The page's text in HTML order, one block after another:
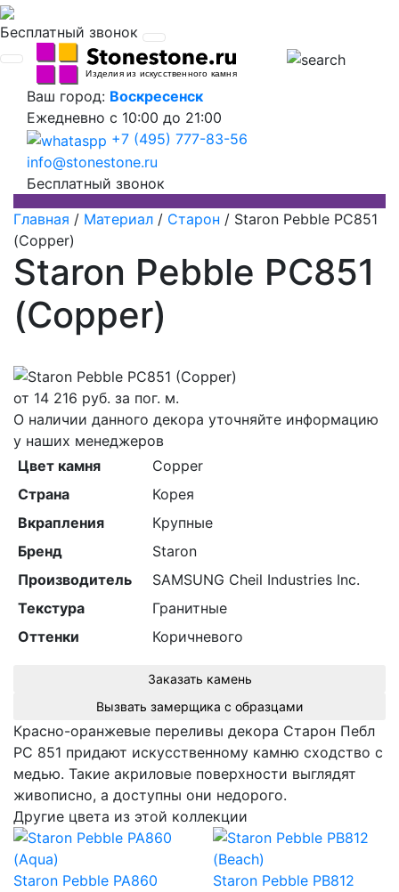
Бесплатный звонок
Ваш город: Воскресенск
Ежедневно с 10:00 до 21:00
+7 (495) 777-83-56
info@stonestone.ru
Бесплатный звонок
Главная / Материал / Старон / Staron Pebble PC851
(Copper)
Staron Pebble PC851
(Copper)
от 14 216 руб. за пог. м.
О наличии данного декора уточняйте информацию
у наших менеджеров
Цвет камня
Copper
Страна
Корея
Вкрапления
Крупные
Бренд
Staron
Производитель
SAMSUNG Cheil Industries Inc.
Текстура
Гранитные
Оттенки
Коричневого
Заказать камень
Вызвать замерщика с образцами
Красно-оранжевые переливы декора Cтарон Пебл
PC 851 придают искусственному камню сходство с
медью. Такие акриловые поверхности выглядят
живописно, а доступны они недорого.
Другие цвета из этой коллекции
Staron Pebble PA860
Staron Pebble PB812